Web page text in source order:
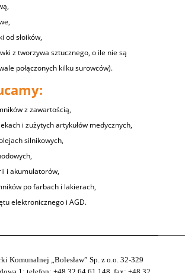
od słoików,
z tworzywa sztucznego, o ile nie są
połączonych kilku surowców).
z zawartością,
i zużytych artykułów medycznych,
silnikowych,
i akumulatorów,
po farbach i lakierach,
elektronicznego i AGD.
Komunalnej „Bolesław” Sp. z o.o. 32-329